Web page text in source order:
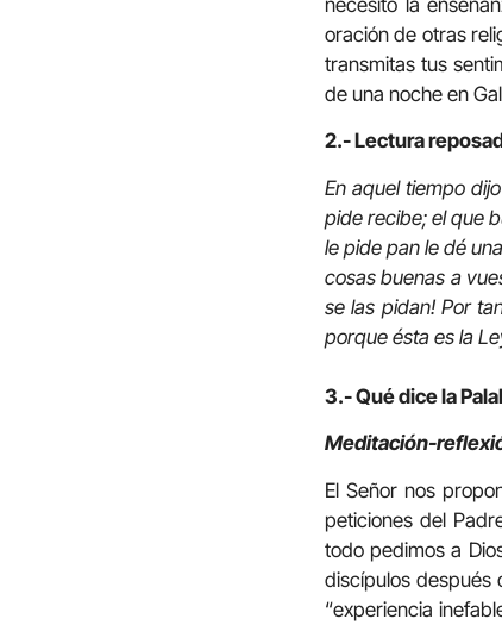
necesito la
oración de otras
transmitas tus
de una noche en
2.- Lectura
En aquel tiempo
pide recibe; el que
le pide pan le dé
cosas buenas a
se las pidan! Por
porque ésta es la
3.- Qué dice la
Meditación-
El Señor nos
peticiones del
todo pedimos a
discípulos después
“experiencia